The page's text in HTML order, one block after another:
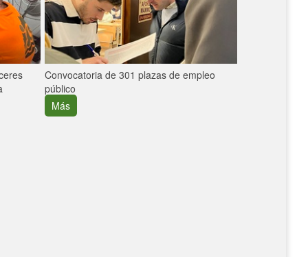
Convocatoria de 301 plazas de empleo
público
Más